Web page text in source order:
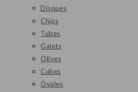
Disques
Chips
Tubes
Galets
Olives
Cubes
Ovales